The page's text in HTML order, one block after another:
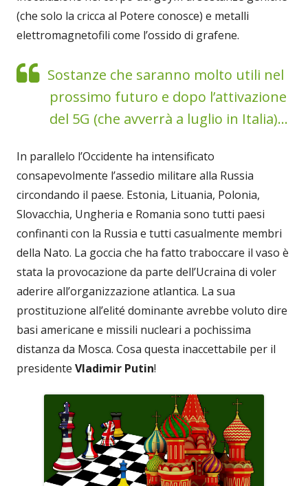
(che solo la cricca al Potere conosce) e metalli
elettromagnetofili come l’ossido di grafene.
Sostanze che saranno molto utili nel
prossimo futuro e dopo l’attivazione
del 5G (che avverrà a luglio in Italia)...
In parallelo l’Occidente ha intensificato
consapevolmente l’assedio militare alla Russia
circondando il paese. Estonia, Lituania, Polonia,
Slovacchia, Ungheria e Romania sono tutti paesi
confinanti con la Russia e tutti casualmente membri
della Nato. La goccia che ha fatto traboccare il vaso è
stata la provocazione da parte dell’Ucraina di voler
aderire all’organizzazione atlantica. La sua
prostituzione all’elité dominante avrebbe voluto dire
basi americane e missili nucleari a pochissima
distanza da Mosca. Cosa questa inaccettabile per il
presidente Vladimir Putin!